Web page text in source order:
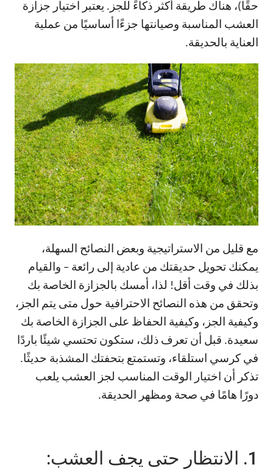
حقًا)، هناك طريقة أكثر ذكاءً للجز. يعتبر اختيار جزازة
العشب المناسبة وصيانتها جزءًا أساسيًا من عملية
العناية بالحديقة.
مع قليل من الاستراتيجية وبعض النصائح السهلة،
يمكنك تحويل حديقتك من عادية إلى رائعة – والقيام
بذلك في وقت أقل! لذا، أمسك بالجزازة الخاصة بك
وتحقق من هذه النصائح الاحترافية حول متى يتم الجز،
وكيفية الجز، وكيفية الحفاظ على الجزازة الخاصة بك
سعيدة. قبل أن تعرف ذلك، ستكون تحتسي شيئًا باردًا
في كرسي استلقاء، وتستمتع بتحفتك المشذبة حديثًا.
تذكر أن اختيار الوقت المناسب لجز العشب يلعب
دورًا هامًا في صحة ومظهر الحديقة.
1. الانتظار حتى يجف العشب: